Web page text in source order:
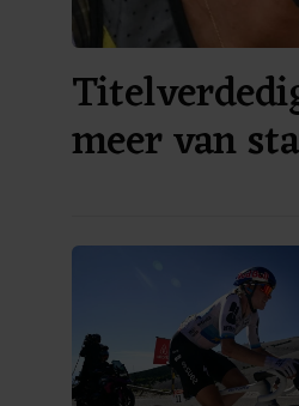
meer van